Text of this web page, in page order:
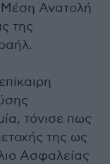
Μέση Ανατολή
της
τόνισε πως
της ως
Ασφαλείας